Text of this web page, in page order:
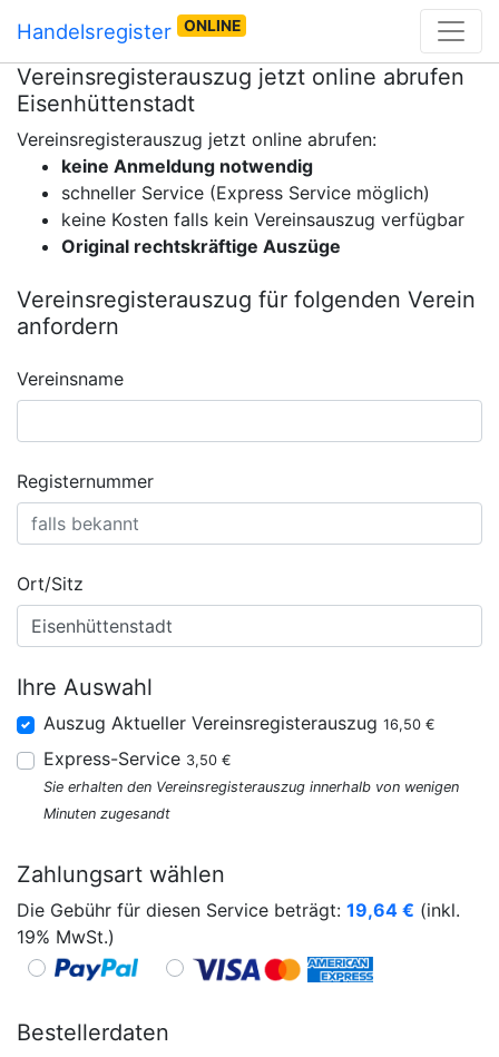
Handelsregister ONLINE
Vereinsregisterauszug jetzt online abrufen
Eisenhüttenstadt
Vereinsregisterauszug jetzt online abrufen:
keine Anmeldung notwendig
schneller Service (Express Service möglich)
keine Kosten falls kein Vereinsauszug verfügbar
Original rechtskräftige Auszüge
Vereinsregisterauszug für folgenden Verein
anfordern
Vereinsname
Registernummer
Ort/Sitz
Ihre Auswahl
Auszug Aktueller Vereinsregisterauszug 16,50 €
Express-Service 3,50 €
Sie erhalten den Vereinsregisterauszug innerhalb von wenigen
Minuten zugesandt
Zahlungsart wählen
Die Gebühr für diesen Service beträgt: 19,64 € (inkl.
19% MwSt.)
Bestellerdaten